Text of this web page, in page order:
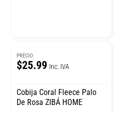
PRECIO
$25.99 Inc. IVA
Cobija Coral Fleece Palo
De Rosa ZIBÁ HOME